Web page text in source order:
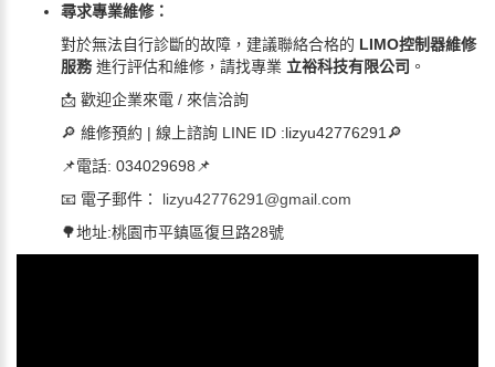
尋求專業維修：
對於無法自行診斷的故障，建議聯絡合格的 LIMO控制器維修
服務 進行評估和維修，請找專業 立裕科技有限公司 。
📩 歡迎企業來電 / 來信洽詢
🔎 維修預約 | 線上諮詢 LINE ID :lizyu42776291🔎
📌電話: 034029698📌
📧 電子郵件： lizyu42776291@gmail.com
🌳地址:桃園市平鎮區復旦路28號